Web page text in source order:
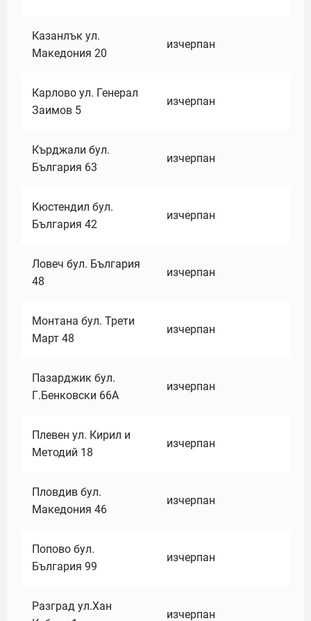
Казанлък ул.
Македония 20
изчерпан
Карлово ул. Генерал
Заимов 5
изчерпан
Кърджали бул.
България 63
изчерпан
Кюстендил бул.
България 42
изчерпан
Ловеч бул. България
48
изчерпан
Монтана бул. Трети
Март 48
изчерпан
Пазарджик бул.
Г.Бенковски 66А
изчерпан
Плевен ул. Кирил и
Методий 18
изчерпан
Пловдив бул.
Македония 46
изчерпан
Попово бул.
България 99
изчерпан
Разград ул.Хан
изчерпан